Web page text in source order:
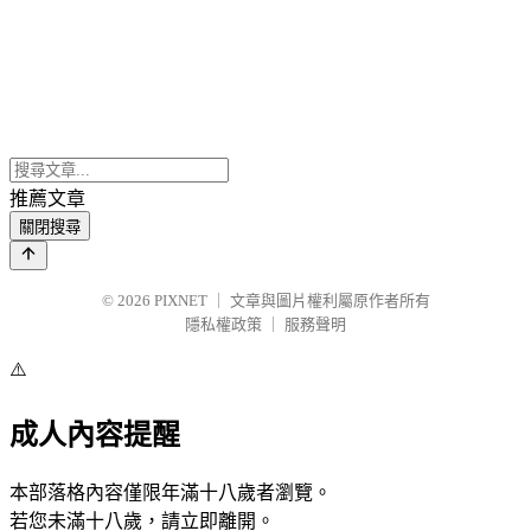
推薦文章
關閉搜尋
© 2026 PIXNET
文章與圖片權利屬原作者所有
隱私權政策
服務聲明
⚠️
成人內容提醒
本部落格內容僅限年滿十八歲者瀏覽。
若您未滿十八歲，請立即離開。